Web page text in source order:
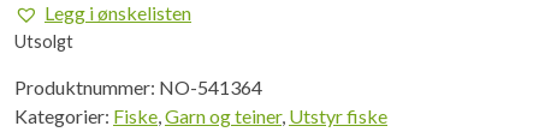
kr 599,00.
Legg i ønskelisten
Utsolgt
Produktnummer: NO-541364
Kategorier: Fiske,Garn og teiner, Utstyr fiske